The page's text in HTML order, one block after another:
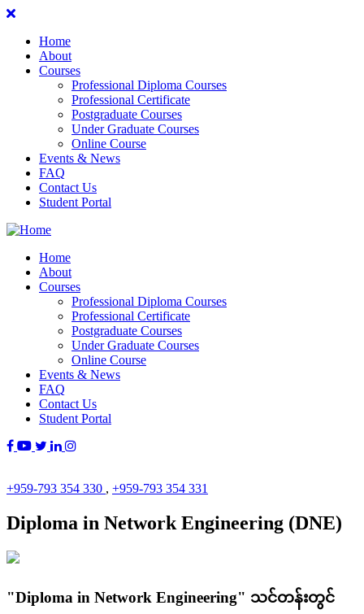
Home
About
Courses
Professional Diploma Courses
Professional Certificate
Postgraduate Courses
Under Graduate Courses
Online Course
Events & News
FAQ
Contact Us
Student Portal
Home
About
Courses
Professional Diploma Courses
Professional Certificate
Postgraduate Courses
Under Graduate Courses
Online Course
Events & News
FAQ
Contact Us
Student Portal
+959-793 354 330 , +959-793 354 331
Diploma in Network Engineering (DNE)
"Diploma in Network Engineering" သင်တန်းတွင်